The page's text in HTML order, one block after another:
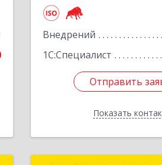
Внедрений
1С:Специалист
Отправить
Показать
Отправить
Назад